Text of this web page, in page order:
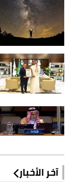
آخر الأخبار